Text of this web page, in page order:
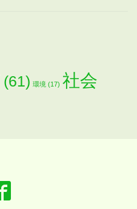
(61) 環境 (17) 社会